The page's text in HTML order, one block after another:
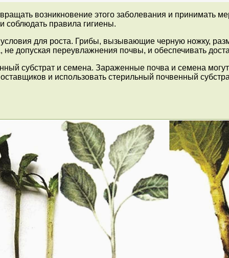
возникновение этого заболевания и принимать
соблюдать правила гигиены.
для роста. Грибы, вызывающие черную ножку,
допуская переувлажнения почвы, и обеспечивать
субстрат и семена. Зараженные почва и семена
и использовать стерильный почвенный